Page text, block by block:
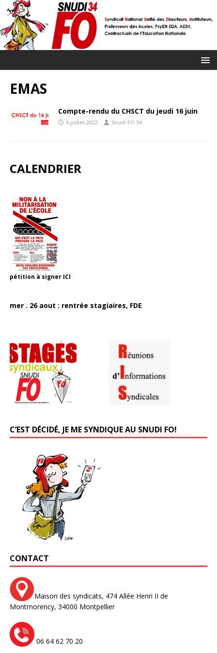
EMAS
Compte-rendu du CHSCT du jeudi 16 juin
6 juillet 2022 Snudi FO 34
CALENDRIER
pétition à signer ICI
mer . 26 aout : rentrée stagiaires, FDE
C’EST DÉCIDÉ, JE ME SYNDIQUE AU SNUDI FO!
CONTACT
Maison des syndicats, 474 Allée Henri II de
Montmorency, 34000 Montpellier
06 64 62 70 20